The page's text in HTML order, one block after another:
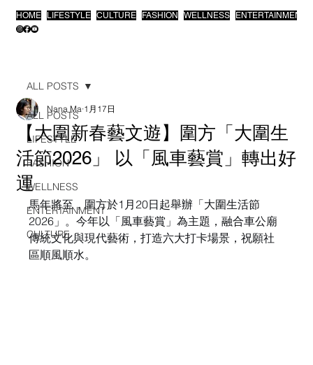
HOME LIFESTYLE CULTURE FASHION WELLNESS ENTERTAINMENT
ALL POSTS
LIFESTYLE
FASHION
WELLNESS
ENTERTAINMENT
CULTURE
ALL POSTS
【大圍新春藝文遊】圍方「大圍生
活節2026」 以「風車藝賞」轉出好
運
Nana Ma 1月17日
馬年將至，圍方於1月20日起舉辦「大圍生活節
2026」。今年以「風車藝賞」為主題，融合車公廟
傳統文化與現代藝術，打造六大打卡場景，祝願社
區順風順水。